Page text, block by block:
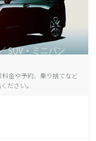
金や予約、乗り捨てなど
ださい。